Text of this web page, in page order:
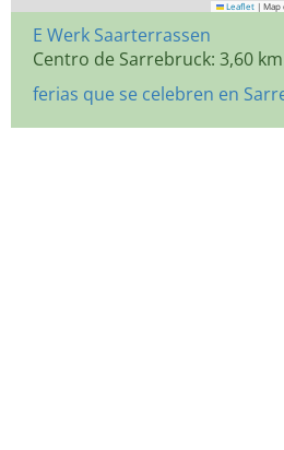
Leaflet | Map
E Werk Saarterrassen
Centro de Sarrebruck: 3,60
ferias que se celebren en